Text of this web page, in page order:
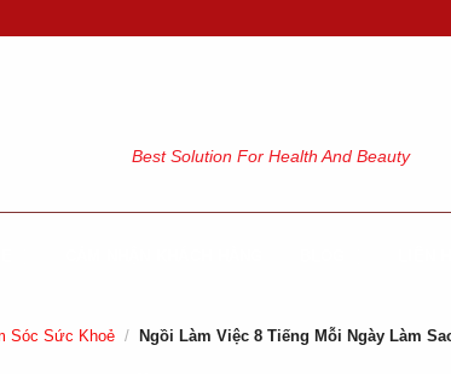
Best Solution For Health And Beauty
Sóc Sức Khoẻ / Ngồi Làm Việc 8 Tiếng Mỗi Ngày Làm